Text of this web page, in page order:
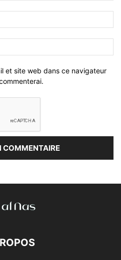
et site web dans ce navigateur